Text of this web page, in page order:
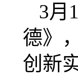
3月
德》
创新